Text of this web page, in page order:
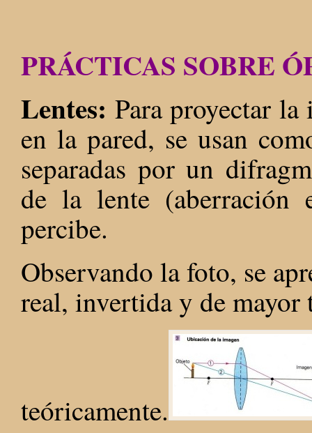
PRÁCTICAS SOBRE
Lentes: Para proyectar la
en la pared, se usan
separadas por un
de la lente (aberración
percibe.
Observando la foto, se
real, invertida y de mayor
teóricamente.